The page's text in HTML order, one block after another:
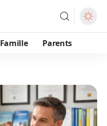
Famille Parents